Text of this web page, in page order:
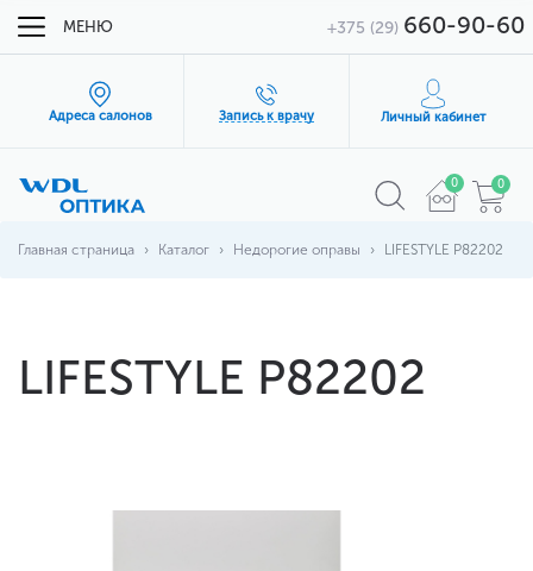
МЕНЮ +375 (29) 660-90-60
Адреса салонов Запись к врачу Личный кабинет
0 0
Главная страница Каталог Недорогие оправы LIFESTYLE P82202
LIFESTYLE P82202